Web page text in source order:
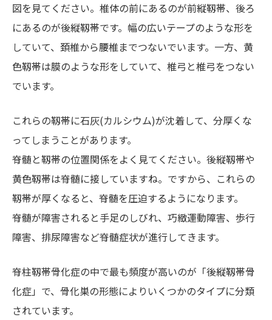
図を見てください。椎体の前にあるのが前縦靱帯、後ろ
にあるのが後縦靱帯です。幅の広いテープのような形を
していて、頚椎から腰椎までつないでいます。一方、黄
色靱帯は膜のような形をしていて、椎弓と椎弓をつない
でいます。
これらの靱帯に石灰(カルシウム)が沈着して、分厚くな
ってしまうことがあります。
脊髄と靱帯の位置関係をよく見てください。後縦靱帯や
黄色靱帯は脊髄に接していますね。ですから、これらの
靱帯が厚くなると、脊髄を圧迫するようになります。
脊髄が障害されると手足のしびれ、巧緻運動障害、歩行
障害、排尿障害など脊髄症状が進行してきます。
脊柱靱帯骨化症の中で最も頻度が高いのが「後縦靱帯骨
化症」で、骨化巣の形態によりいくつかのタイプに分類
されています。